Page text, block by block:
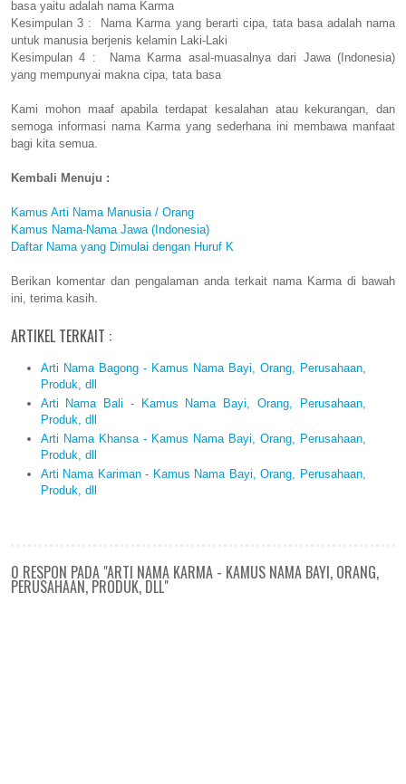
basa yaitu adalah nama Karma
Kesimpulan 3 : Nama Karma yang berarti cipa, tata basa adalah nama
untuk manusia berjenis kelamin Laki-Laki
Kesimpulan 4 : Nama Karma asal-muasalnya dari Jawa (Indonesia)
yang mempunyai makna cipa, tata basa
Kami mohon maaf apabila terdapat kesalahan atau kekurangan, dan
semoga informasi nama Karma yang sederhana ini membawa manfaat
bagi kita semua.
Kembali Menuju :
Kamus Arti Nama Manusia / Orang
Kamus Nama-Nama Jawa (Indonesia)
Daftar Nama yang Dimulai dengan Huruf K
Berikan komentar dan pengalaman anda terkait nama Karma di bawah
ini, terima kasih.
ARTIKEL TERKAIT :
Arti Nama Bagong - Kamus Nama Bayi, Orang, Perusahaan,
Produk, dll
Arti Nama Bali - Kamus Nama Bayi, Orang, Perusahaan,
Produk, dll
Arti Nama Khansa - Kamus Nama Bayi, Orang, Perusahaan,
Produk, dll
Arti Nama Kariman - Kamus Nama Bayi, Orang, Perusahaan,
Produk, dll
0 RESPON PADA "ARTI NAMA KARMA - KAMUS NAMA BAYI, ORANG,
PERUSAHAAN, PRODUK, DLL"